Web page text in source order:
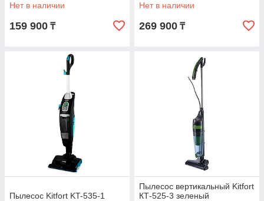
Нет в наличии
159 900 ₸
Нет в наличии
269 900 ₸
Пылесос Kitfort KT-535-1
Пылесос вертикальный Kitfort
КТ-525-3 зеленый